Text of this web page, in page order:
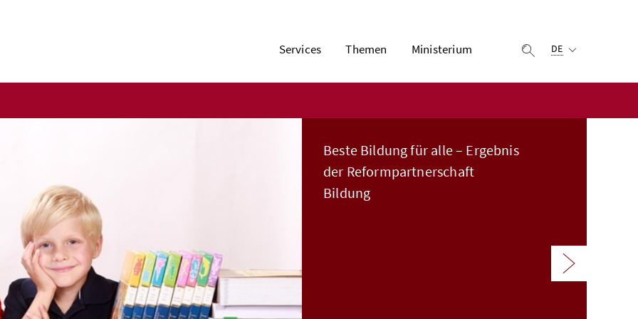
Services Themen Ministerium Suche einblenden
DE
Beste Bildung für alle – Ergebnis
der Reformpartnerschaft
Bildung